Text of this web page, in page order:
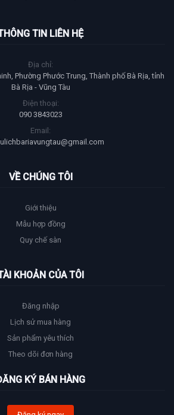
TIN LIÊN HỆ
Địa chỉ:
Phường Phước Trung, Thành phố Bà Rịa, tỉnh
Bà Rịa - Vũng Tàu
Điện thoại:
090 3843023
Email:
VỀ CHÚNG TÔI
Giới thiệu
Mẫu hợp đồng
Quy chế sàn
KHOẢN CỦA TÔI
Đăng nhập
Lịch sử mua hàng
Sản phẩm yêu thích
Theo dõi đơn hàng
KÝ BÁN HÀNG